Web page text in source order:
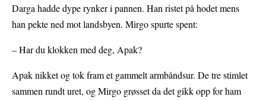
Darga hadde dype rynker i pannen. Han ristet på hodet mens
han pekte ned mot landsbyen. Mirgo spurte spent:
– Har du klokken med deg, Apak?
Apak nikket og tok fram et gammelt armbåndsur. De tre stimlet
sammen rundt uret, og Mirgo grøsset da det gikk opp for ham